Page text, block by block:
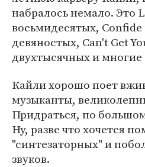
набралось немало. Это
восьмидесятых, Confide
девяностых, Can't Get
двухтысячных и многие
Кайли хорошо поет
музыканты,
Придраться, по
Ну, разве что хочется
"синтезаторных" и
звуков.